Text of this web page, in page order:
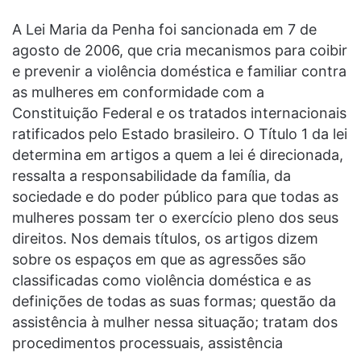
A Lei Maria da Penha foi sancionada em 7 de
agosto de 2006, que cria mecanismos para coibir
e prevenir a violência doméstica e familiar contra
as mulheres em conformidade com a
Constituição Federal e os tratados internacionais
ratificados pelo Estado brasileiro. O Título 1 da lei
determina em artigos a quem a lei é direcionada,
ressalta a responsabilidade da família, da
sociedade e do poder público para que todas as
mulheres possam ter o exercício pleno dos seus
direitos. Nos demais títulos, os artigos dizem
sobre os espaços em que as agressões são
classificadas como violência doméstica e as
definições de todas as suas formas; questão da
assistência à mulher nessa situação; tratam dos
procedimentos processuais, assistência